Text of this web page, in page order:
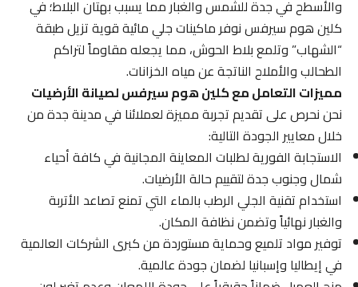
والأسطح في جدة للشمس والغبار مما يسبب بهتان البلاط؛ في
كلين هوم سيرفس نوفر ماكينات جلي مائية قوية تزيل طبقة
“الشهاب” وتلمع بلاط الحوش، مما يجعله مقاوماً لتراكم
الطحالب والأملاح الناتجة عن مياه الخزانات.
مميزات التعامل مع كلين هوم سيرفس لصيانة الأرضيات
نحن نحرص على تقديم تجربة مميزة لعملائنا في مدينة جدة من
خلال معايير الجودة التالية:
الاستجابة الفورية لطلبات المعاينة المجانية في كافة أحياء
شمال وجنوب جدة لتقييم حالة الأرضيات.
استخدام تقنية الجلي الرطب بالماء التي تمنع تصاعد الأتربة
والغبار نهائياً وتضمن نظافة المكان.
توفير مواد تلميع وحماية مستوردة من كبرى الشركات العالمية
في إيطاليا وإسبانيا لضمان جودة عالمية.